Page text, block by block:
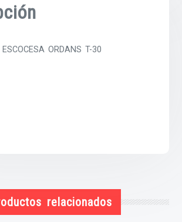
ORDANS T-30
relacionados